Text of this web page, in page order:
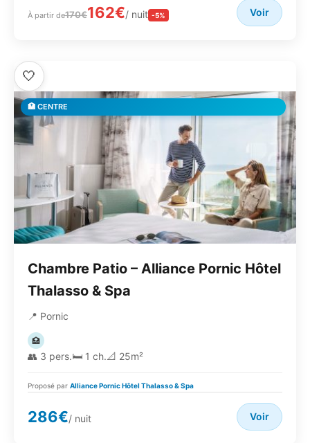
À partir de170€162€/ nuit -5% Voir
🤍
🏥 CENTRE
Chambre Patio – Alliance Pornic Hôtel
Thalasso & Spa
📍 Pornic
🏥
👥 3 pers.🛏️ 1 ch.📐 25m²
Proposé par Alliance Pornic Hôtel Thalasso & Spa
286€/ nuit Voir